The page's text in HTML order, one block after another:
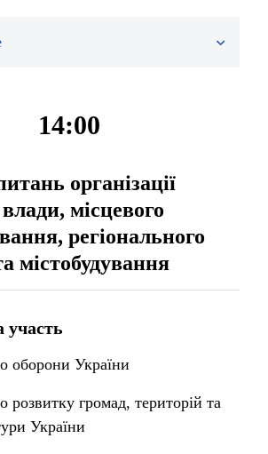
14:00
організації
місцевого
регіонального
містобудування
участь
оборони України
розвитку громад, територій та
України